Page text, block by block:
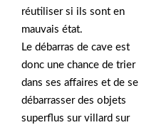
réutiliser si ils sont en
mauvais état.
Le débarras de cave est
donc une chance de trier
dans ses affaires et de se
débarrasser des objets
superflus sur villard sur